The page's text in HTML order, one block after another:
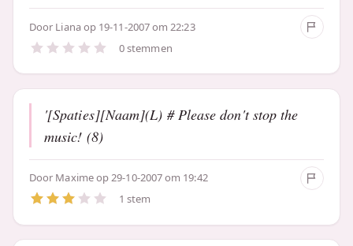
Door Lianaop 19-11-2007 om 22:23
0 stemmen
'[Spaties][Naam](L) # Please don't stop the
music! (8)
Door Maximeop 29-10-2007 om 19:42
1 stem